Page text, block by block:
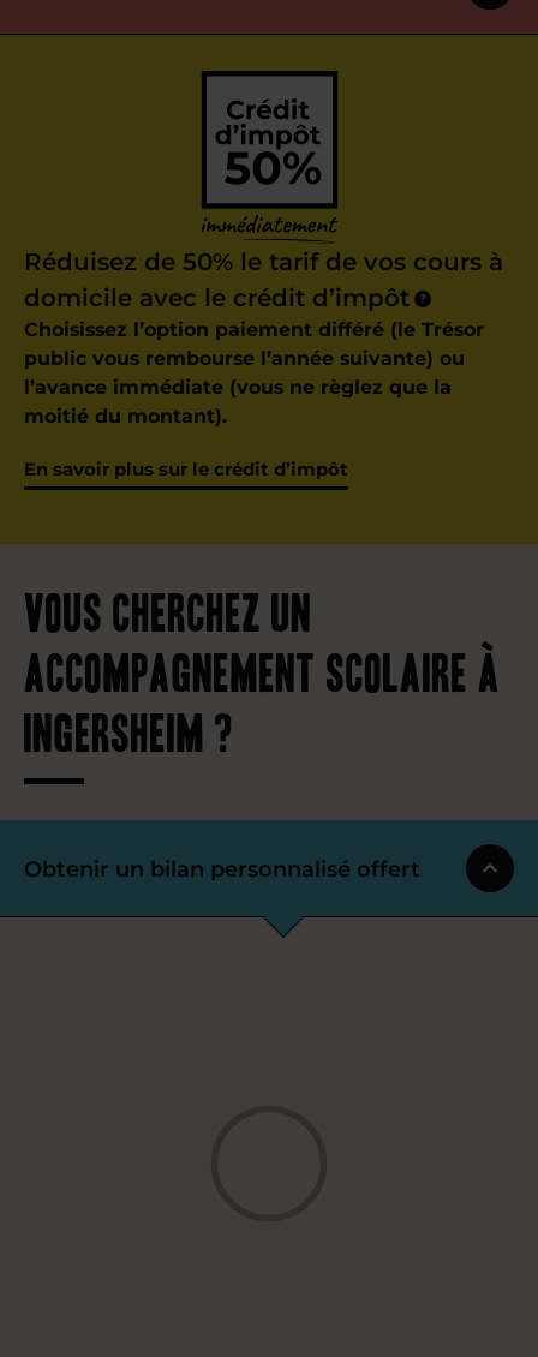
Réduisez de 50% le tarif de vos cours à
domicile avec le crédit d’impôt
?
Choisissez l’option paiement différé (le Trésor
public vous rembourse l’année suivante) ou
l’avance immédiate (vous ne règlez que la
moitié du montant).
En savoir plus sur le crédit d’impôt
Vous cherchez un
accompagnement scolaire à
Ingersheim ?
Obtenir un bilan personnalisé offert